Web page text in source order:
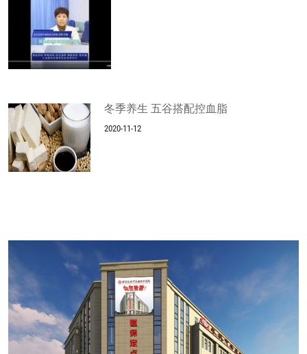
冬季养生 五谷搭配控血脂
2020-11-12